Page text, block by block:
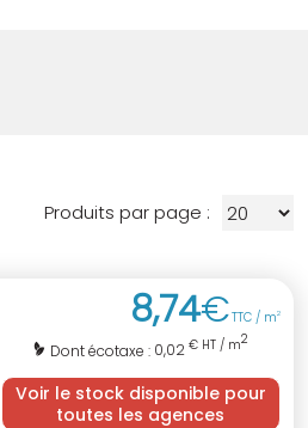
Produits par page :
8,74€TTC / m2
Dont écotaxe : 0,02 € HT / m2
Voir le stock disponible pour
toutes les agences